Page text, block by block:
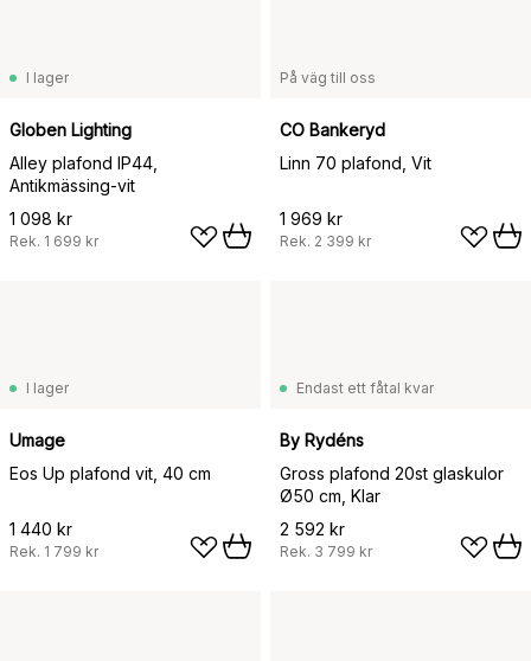
I lager
Globen Lighting
Alley plafond IP44,
Antikmässing-vit
1 098 kr
Rek. 1 699 kr
På väg till oss
CO Bankeryd
Linn 70 plafond, Vit
1 969 kr
Rek. 2 399 kr
I lager
Umage
Eos Up plafond vit, 40 cm
1 440 kr
Rek. 1 799 kr
Endast ett fåtal kvar
By Rydéns
Gross plafond 20st glaskulor
Ø50 cm, Klar
2 592 kr
Rek. 3 799 kr